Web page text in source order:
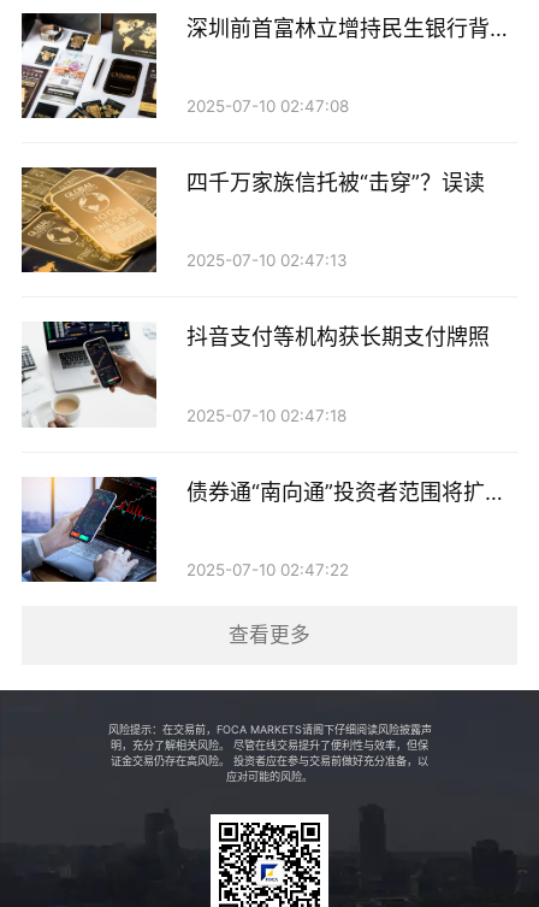
证券资管子公司，可谓从技术到业务、从资管到实业的
“多面手”。
2024年4月，秦湘加盟华林证券，在上任时，华林证券
科技驱动的先进管理经验，纵深推进华林证券在科技金
融领域的战略布局与业务创新。
了不错的业绩。2024年当年，在秦湘履职的首个完整年
度，华林证券净利润同比剧增1014%至3.53亿元。2025
年全年，该公司净利润再度同比增长43.35%至5.06亿
据业内人士透露，秦湘的下一站或将从事私募行业，而
接替她代行总裁职务的是今年4月才入职华林证券的董
东。
据悉，董东2026年4月辞任国盛证券副总经理，同月入
职华林证券，此前曾在大鹏证券、广发证券任职，在经
纪业务、财富管理及投资银行等领域均有积累。如果董
东最终正式接任，这将是华林证券自2021年高调宣布互
联网转型以来迎来的第5位CEO。
一季度净利下滑
深圳前首富林立增持民生银行背后
2025-07-10 02:47:08
四千万家族信托被“击穿”？误读
2025-07-10 02:47:13
抖音支付等机构获长期支付牌照
2025-07-10 02:47:18
债券通“南向通”投资者范围将扩至
2025-07-10 02:47:22
查看更多
风险提示：在交易前，FOCA MARKETS请阁下仔细阅读风险披露声
明，充分了解相关风险。 尽管在线交易提升了便利性与效率，但保
证金交易仍存在高风险。 投资者应在参与交易前做好充分准备，以
应对可能的风险。